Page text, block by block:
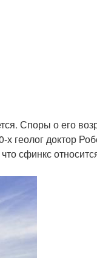
Споры о его
х геолог доктор
сфинкс